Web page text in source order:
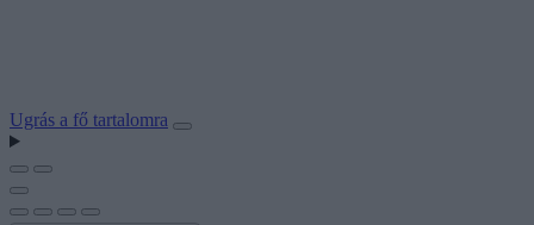
Ugrás a fő tartalomra